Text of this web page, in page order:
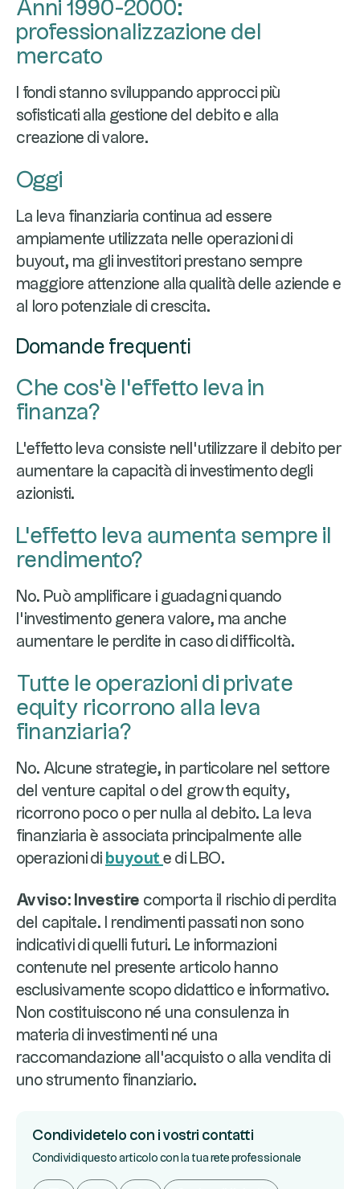
Anni 1990-2000:
professionalizzazione del
mercato
I fondi stanno sviluppando approcci più
sofisticati alla gestione del debito e alla
creazione di valore.
Oggi
La leva finanziaria continua ad essere
ampiamente utilizzata nelle operazioni di
buyout, ma gli investitori prestano sempre
maggiore attenzione alla qualità delle aziende e
al loro potenziale di crescita.
Domande frequenti
Che cos'è l'effetto leva in
finanza?
L'effetto leva consiste nell'utilizzare il debito per
aumentare la capacità di investimento degli
azionisti.
L'effetto leva aumenta sempre il
rendimento?
No. Può amplificare i guadagni quando
l'investimento genera valore, ma anche
aumentare le perdite in caso di difficoltà.
Tutte le operazioni di private
equity ricorrono alla leva
finanziaria?
No. Alcune strategie, in particolare nel settore
del venture capital o del growth equity,
ricorrono poco o per nulla al debito. La leva
finanziaria è associata principalmente alle
operazioni di buyout e di LBO.
Avviso: Investire comporta il rischio di perdita
del capitale. I rendimenti passati non sono
indicativi di quelli futuri. Le informazioni
contenute nel presente articolo hanno
esclusivamente scopo didattico e informativo.
Non costituiscono né una consulenza in
materia di investimenti né una
raccomandazione all'acquisto o alla vendita di
uno strumento finanziario.
Condividetelo con i vostri contatti
Condividi questo articolo con la tua rete professionale